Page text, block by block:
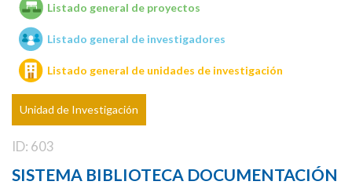
Unidades de investigación
Listado general de proyectos
Listado general de investigadores
Listado general de unidades de investigación
Unidad de Investigación
ID: 603
SISTEMA BIBLIOTECA DOCUMENTACIÓN